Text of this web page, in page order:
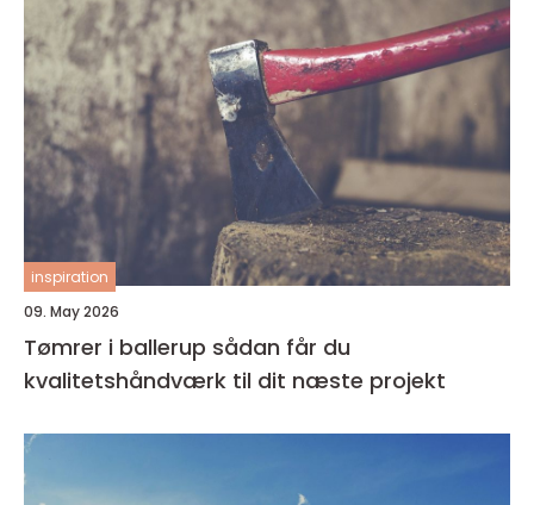
inspiration
09. May 2026
Tømrer i ballerup sådan får du
kvalitetshåndværk til dit næste projekt